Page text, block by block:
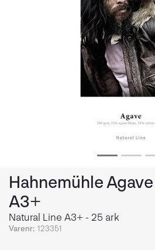
Hahnemühle
A3+
Natural Line A3+ - 25 ark
Varenr: 123351